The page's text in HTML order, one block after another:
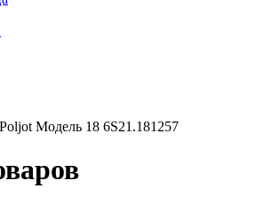
Модель 18 6S21.181257